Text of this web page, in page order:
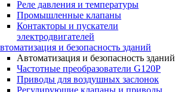
Реле давления и температуры
Промышленные клапаны
Контакторы и пускатели
электродвигателей
и безопасность зданий
Автоматизация и безопасность зданий
Частотные преобразователи G120P
Приводы для воздушных заслонок
Регулирующие клапаны и приводы